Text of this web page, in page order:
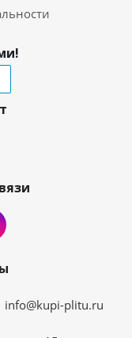
info@kupi-plitu.ru